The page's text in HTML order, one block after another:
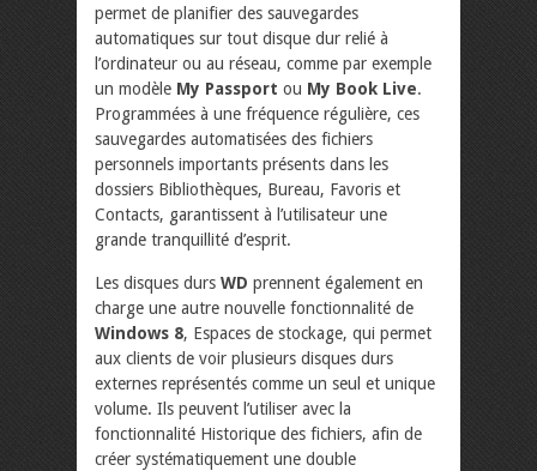
permet de planifier des sauvegardes
automatiques sur tout disque dur relié à
l’ordinateur ou au réseau, comme par exemple
un modèle My Passport ou My Book Live.
Programmées à une fréquence régulière, ces
sauvegardes automatisées des fichiers
personnels importants présents dans les
dossiers Bibliothèques, Bureau, Favoris et
Contacts, garantissent à l’utilisateur une
grande tranquillité d’esprit.
Les disques durs WD prennent également en
charge une autre nouvelle fonctionnalité de
Windows 8, Espaces de stockage, qui permet
aux clients de voir plusieurs disques durs
externes représentés comme un seul et unique
volume. Ils peuvent l’utiliser avec la
fonctionnalité Historique des fichiers, afin de
créer systématiquement une double